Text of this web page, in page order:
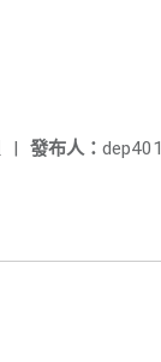
發布人： dep401
|